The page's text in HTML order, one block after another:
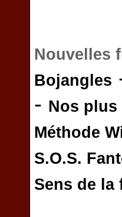
Nouvelles
Bojangles
- Nos plus
Méthode
S.O.S.
Sens de la